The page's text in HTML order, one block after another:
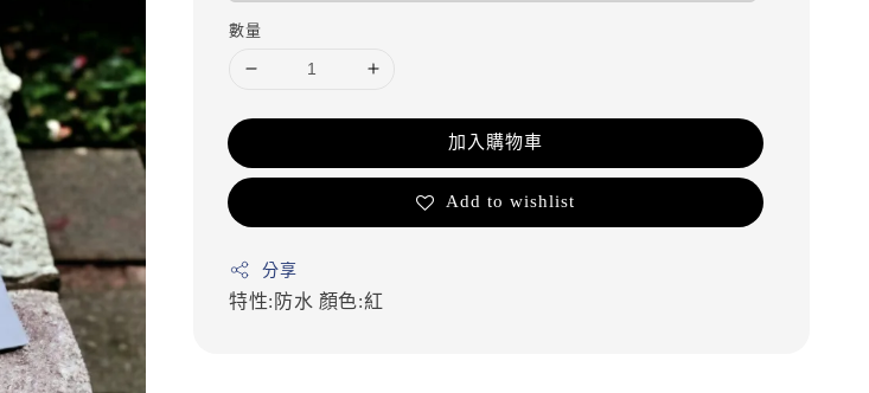
數量
加入購物車
Add to wishlist
分享
特性:防水 顏色:紅